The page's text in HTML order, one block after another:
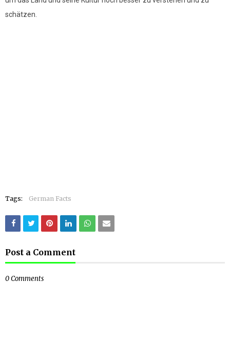
schätzen.
Tags: German Facts
Post a Comment
0 Comments